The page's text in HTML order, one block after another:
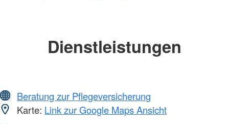
Dienstleistungen
Beratung zur Pflegeversicherung
Karte: Link zur Google Maps Ansicht